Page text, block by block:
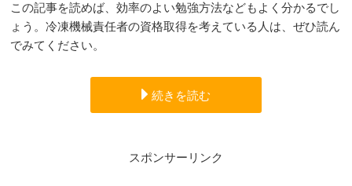
この記事を読めば、効率のよい勉強方法などもよく分かるでし
ょう。冷凍機械責任者の資格取得を考えている人は、ぜひ読ん
でみてください。
続きを読む
スポンサーリンク